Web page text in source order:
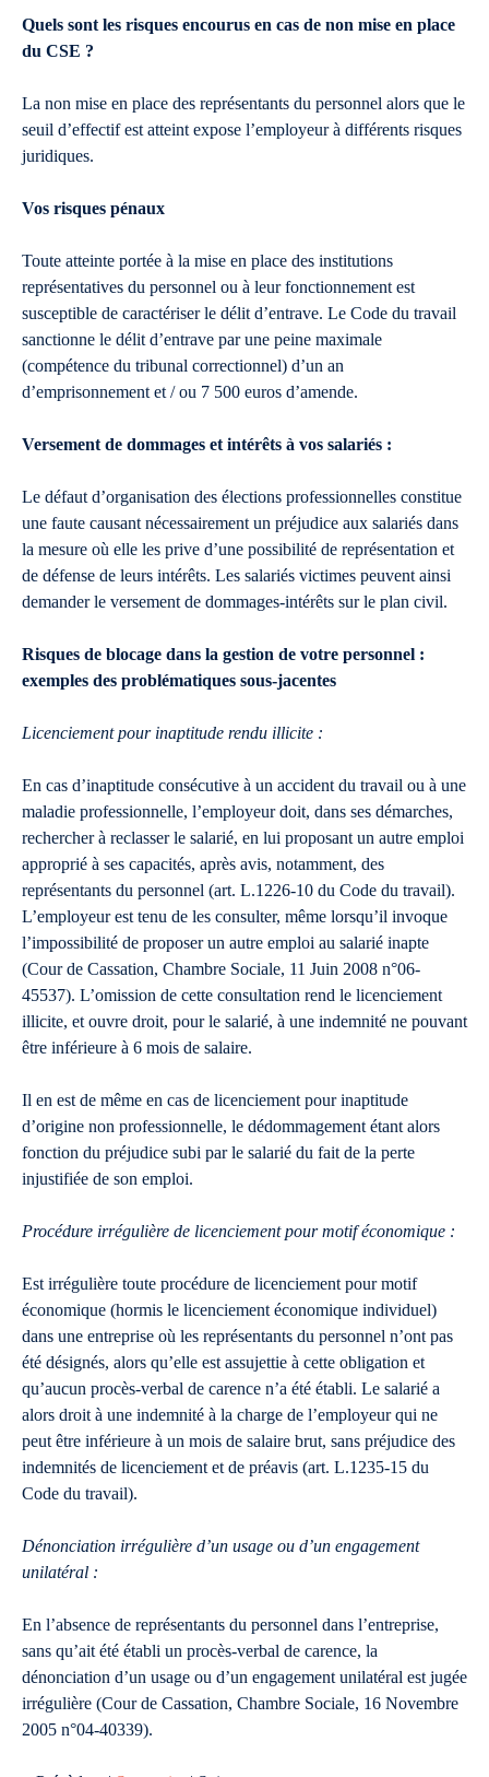
Quels sont les risques encourus en cas de non mise en place
du CSE ?
La non mise en place des représentants du personnel alors que le
seuil d’effectif est atteint expose l’employeur à différents risques
juridiques.
Vos risques pénaux
Toute atteinte portée à la mise en place des institutions
représentatives du personnel ou à leur fonctionnement est
susceptible de caractériser le délit d’entrave. Le Code du travail
sanctionne le délit d’entrave par une peine maximale
(compétence du tribunal correctionnel) d’un an
d’emprisonnement et / ou 7 500 euros d’amende.
Versement de dommages et intérêts à vos salariés :
Le défaut d’organisation des élections professionnelles constitue
une faute causant nécessairement un préjudice aux salariés dans
la mesure où elle les prive d’une possibilité de représentation et
de défense de leurs intérêts. Les salariés victimes peuvent ainsi
demander le versement de dommages-intérêts sur le plan civil.
Risques de blocage dans la gestion de votre personnel :
exemples des problématiques sous-jacentes
Licenciement pour inaptitude rendu illicite :
En cas d’inaptitude consécutive à un accident du travail ou à une
maladie professionnelle, l’employeur doit, dans ses démarches,
rechercher à reclasser le salarié, en lui proposant un autre emploi
approprié à ses capacités, après avis, notamment, des
représentants du personnel (art. L.1226-10 du Code du travail).
L’employeur est tenu de les consulter, même lorsqu’il invoque
l’impossibilité de proposer un autre emploi au salarié inapte
(Cour de Cassation, Chambre Sociale, 11 Juin 2008 n°06-
45537). L’omission de cette consultation rend le licenciement
illicite, et ouvre droit, pour le salarié, à une indemnité ne pouvant
être inférieure à 6 mois de salaire.
Il en est de même en cas de licenciement pour inaptitude
d’origine non professionnelle, le dédommagement étant alors
fonction du préjudice subi par le salarié du fait de la perte
injustifiée de son emploi.
Procédure irrégulière de licenciement pour motif économique :
Est irrégulière toute procédure de licenciement pour motif
économique (hormis le licenciement économique individuel)
dans une entreprise où les représentants du personnel n’ont pas
été désignés, alors qu’elle est assujettie à cette obligation et
qu’aucun procès-verbal de carence n’a été établi. Le salarié a
alors droit à une indemnité à la charge de l’employeur qui ne
peut être inférieure à un mois de salaire brut, sans préjudice des
indemnités de licenciement et de préavis (art. L.1235-15 du
Code du travail).
Dénonciation irrégulière d’un usage ou d’un engagement
unilatéral :
En l’absence de représentants du personnel dans l’entreprise,
sans qu’ait été établi un procès-verbal de carence, la
dénonciation d’un usage ou d’un engagement unilatéral est jugée
irrégulière (Cour de Cassation, Chambre Sociale, 16 Novembre
2005 n°04-40339).